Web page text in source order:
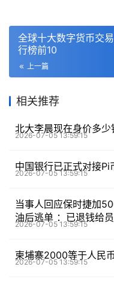
全球十大数字货币交
行榜前10
上一篇
相关推荐
北大李晨现在身价多
2026-07-05 13:59:15
中国银行已正式对接
2026-07-05 13:59:15
当事人回应保时捷加
油后逃单 ：已退钱给
2026-07-05 13:59:15
柬埔寨2000等于人民
2026-07-05 13:59:15